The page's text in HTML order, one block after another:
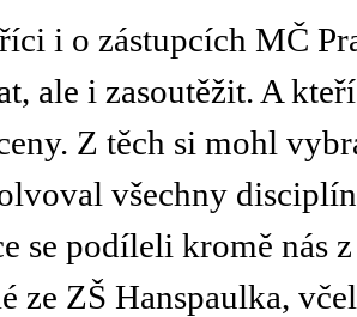
říci i o zástupcích MČ
ale i zasoutěžit. A
Z těch si mohl
všechny
se podíleli kromě nás
ze ZŠ Hanspaulka,